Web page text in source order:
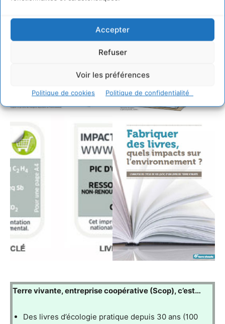
Accepter
Refuser
Voir les préférences
Politique de cookies Politique de confidentialité
Terre vivante, entreprise coopérative (Scop), c’est…
Des livres d’écologie pratique depuis 30 ans (100